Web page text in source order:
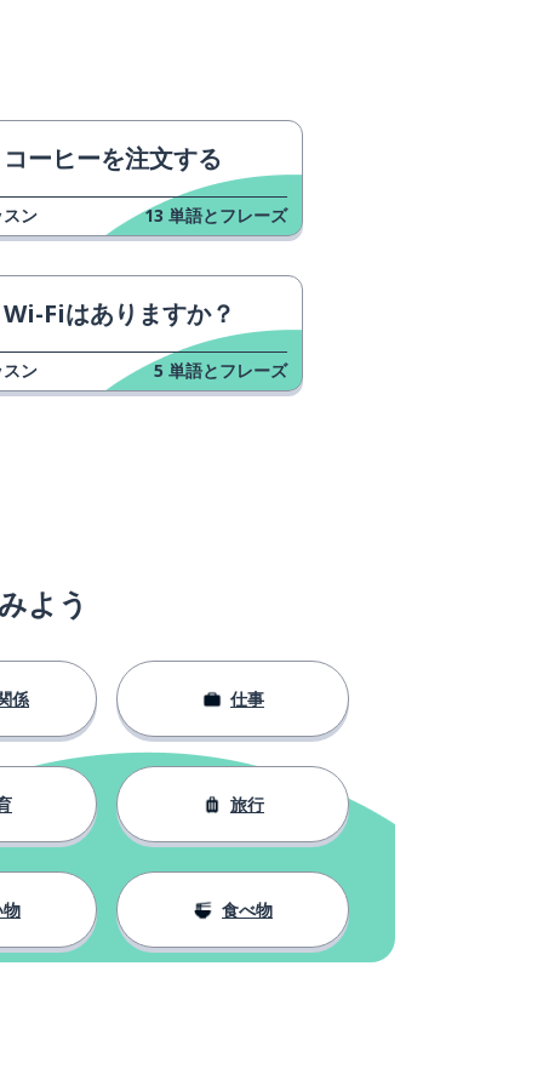
コーヒーを注文する
スン 13 単語とフレーズ
Wi-Fiはありますか？
スン 5 単語とフレーズ
よう
係 仕事
旅行
物 食べ物